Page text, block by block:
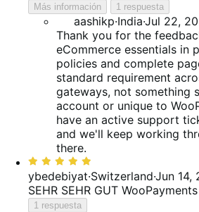
Más información 1 respuesta
aashikp·India·Jul 22,
Thank you for the
eCommerce essentials in
policies and complete
standard requirement
gateways, not something
account or unique to
have an active support
and we'll keep working
there.
Valoración:
5
de
ybedebiyat·Switzerland·Jun 14,
SEHR SEHR GUT WooPayments
1 respuesta